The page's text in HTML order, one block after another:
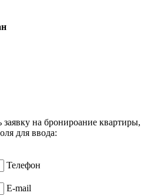
заявку на бронироание квартиры,
для ввода:
Телефон
E-mail